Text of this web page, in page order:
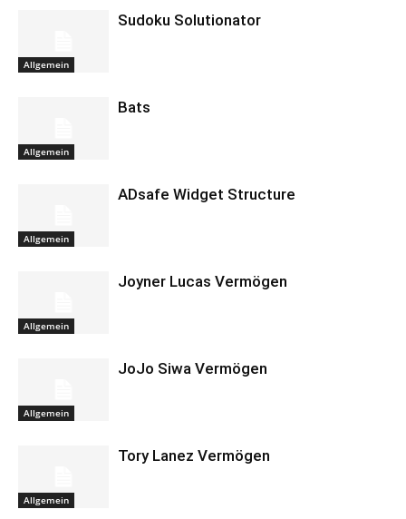
Allgemein
Sudoku Solutionator
Allgemein
Bats
Allgemein
ADsafe Widget Structure
Allgemein
Joyner Lucas Vermögen
Allgemein
JoJo Siwa Vermögen
Allgemein
Tory Lanez Vermögen